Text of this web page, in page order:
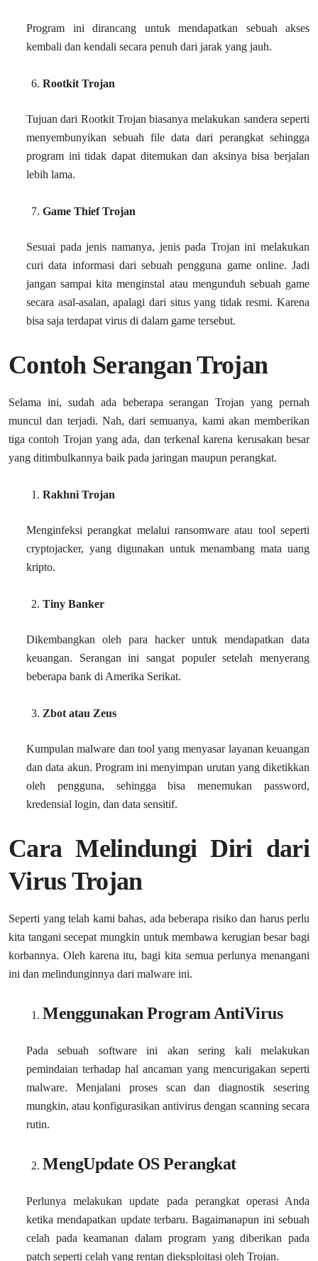
Program ini dirancang untuk mendapatkan sebuah akses
kembali dan kendali secara penuh dari jarak yang jauh.
Rootkit Trojan
Tujuan dari Rootkit Trojan biasanya melakukan sandera seperti
menyembunyikan sebuah file data dari perangkat sehingga
program ini tidak dapat ditemukan dan aksinya bisa berjalan
lebih lama.
Game Thief Trojan
Sesuai pada jenis namanya, jenis pada Trojan ini melakukan
curi data informasi dari sebuah pengguna game online. Jadi
jangan sampai kita menginstal atau mengunduh sebuah game
secara asal-asalan, apalagi dari situs yang tidak resmi. Karena
bisa saja terdapat virus di dalam game tersebut.
Contoh Serangan Trojan
Selama ini, sudah ada beberapa serangan Trojan yang pernah
muncul dan terjadi. Nah, dari semuanya, kami akan memberikan
tiga contoh Trojan yang ada, dan terkenal karena kerusakan besar
yang ditimbulkannya baik pada jaringan maupun perangkat.
Rakhni Trojan
Menginfeksi perangkat melalui ransomware atau tool seperti
cryptojacker, yang digunakan untuk menambang mata uang
kripto.
Tiny Banker
Dikembangkan oleh para hacker untuk mendapatkan data
keuangan. Serangan ini sangat populer setelah menyerang
beberapa bank di Amerika Serikat.
Zbot atau Zeus
Kumpulan malware dan tool yang menyasar layanan keuangan
dan data akun. Program ini menyimpan urutan yang diketikkan
oleh pengguna, sehingga bisa menemukan password,
kredensial login, dan data sensitif.
Cara Melindungi Diri dari
Virus Trojan
Seperti yang telah kami bahas, ada beberapa risiko dan harus perlu
kita tangani secepat mungkin untuk membawa kerugian besar bagi
korbannya. Oleh karena itu, bagi kita semua perlunya menangani
ini dan melindunginnya dari malware ini.
Menggunakan Program AntiVirus
Pada sebuah software ini akan sering kali melakukan
pemindaian terhadap hal ancaman yang mencurigakan seperti
malware. Menjalani proses scan dan diagnostik sesering
mungkin, atau konfigurasikan antivirus dengan scanning secara
rutin.
MengUpdate OS Perangkat
Perlunya melakukan update pada perangkat operasi Anda
ketika mendapatkan update terbaru. Bagaimanapun ini sebuah
celah pada keamanan dalam program yang diberikan pada
patch seperti celah yang rentan dieksploitasi oleh Trojan.